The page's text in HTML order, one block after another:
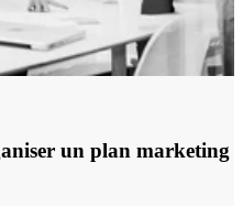
un plan marketing